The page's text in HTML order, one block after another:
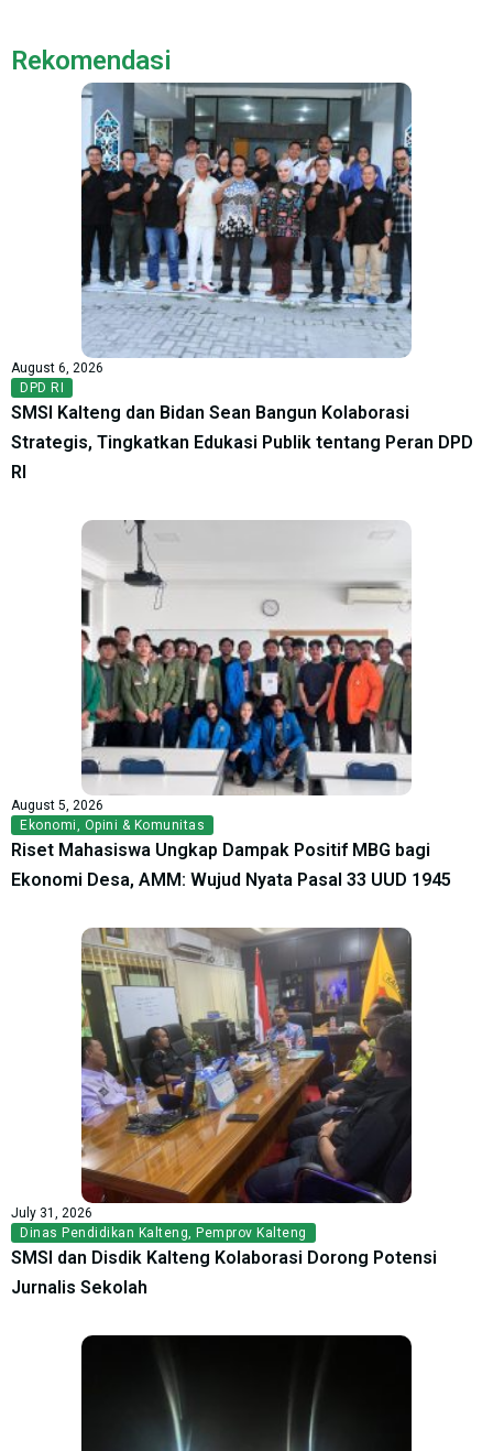
Rekomendasi
August 6, 2026
DPD RI
SMSI Kalteng dan Bidan Sean Bangun Kolaborasi
Strategis, Tingkatkan Edukasi Publik tentang Peran DPD
RI
August 5, 2026
Ekonomi, Opini & Komunitas
Riset Mahasiswa Ungkap Dampak Positif MBG bagi
Ekonomi Desa, AMM: Wujud Nyata Pasal 33 UUD 1945
July 31, 2026
Dinas Pendidikan Kalteng, Pemprov Kalteng
SMSI dan Disdik Kalteng Kolaborasi Dorong Potensi
Jurnalis Sekolah